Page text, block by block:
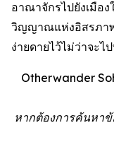
อาณาจักรไปยังเมือ
วิญญาณแห่งอิสรภา
ง่ายดายไว้ไม่ว่าจะไ
Otherwander
หากต้องการค้นหา